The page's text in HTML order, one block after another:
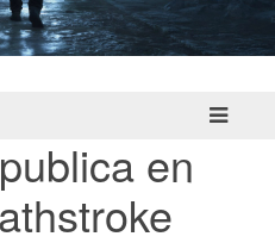
en